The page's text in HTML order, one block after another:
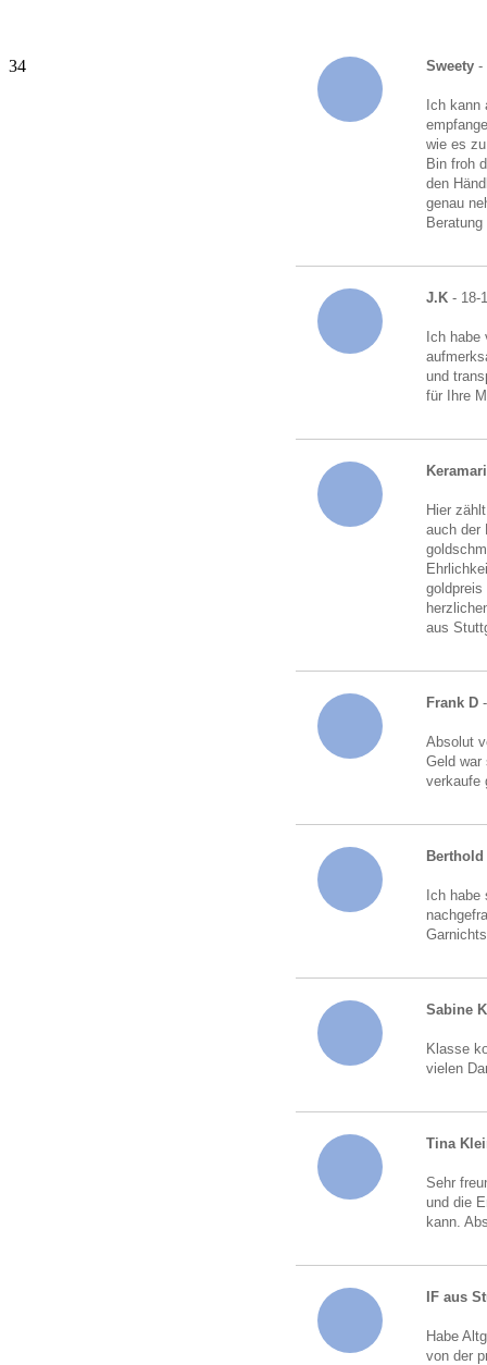
Sweety -
Ich
wie es
Bin froh
den
genau
Beratung
J.K - 18-
Ich
und
für Ihre
Hier
auch der
goldpreis
aus
Frank D
Absolut
Geld war
verkaufe
Ich
Sabine
Klasse
vielen
Tina
Sehr
und die
kann.
IF aus
Habe
von der
34